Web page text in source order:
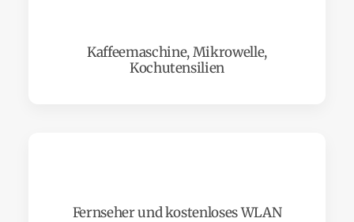
Kaffeemaschine, Mikrowelle,
Kochutensilien
Fernseher und kostenloses WLAN